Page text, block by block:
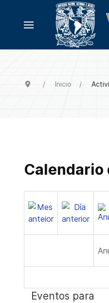
Inicio
Calendario
Eventos para